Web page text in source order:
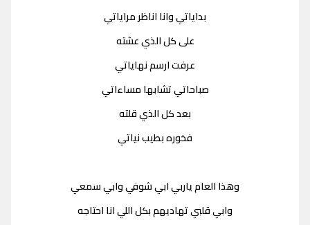
بداياتي وانا اناظر مراياتي
على كل الذي عشته
عرفت ارسم نهاياتي
صباحاتي تشابها مساءاتي
بعد كل الذي قلته
فخوره بطيب نياتي
وهذا العام ياربي ابي شوفي وابي سمعي
وابي قلبي تهاديهم بكل اللي انا احتاجه